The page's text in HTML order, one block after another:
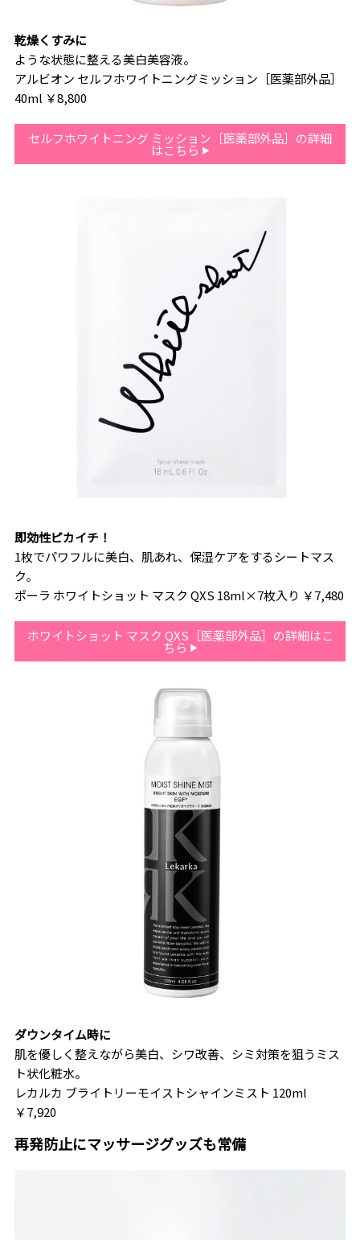
乾燥くすみに
ような状態に整える美白美容液。
アルビオン セルフホワイトニングミッション［医薬部外品］
40ml ￥8,800
セルフホワイトニング ミッション［医薬部外品］の詳細
はこちら
即効性ピカイチ！
1枚でパワフルに美白、肌あれ、保湿ケアをするシートマス
ク。
ポーラ ホワイトショット マスク QXS 18ml×7枚入り ￥7,480
ホワイトショット マスク QXS［医薬部外品］の詳細はこ
ちら
ダウンタイム時に
肌を優しく整えながら美白、シワ改善、シミ対策を狙うミス
ト状化粧水。
レカルカ ブライトリーモイストシャインミスト 120ml
￥7,920
再発防止にマッサージグッズも常備